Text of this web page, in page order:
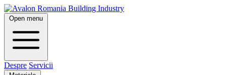
Open menu
Despre Servicii